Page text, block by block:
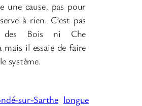
une cause, pas pour
à rien. C’est pas
des Bois ni Che
mais il essaie de faire
système.
sur-Sarthe longue